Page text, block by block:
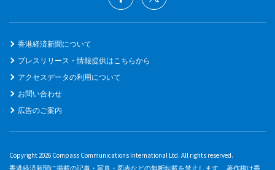
香港経済新聞について
プレスリリース・情報提供はこちらから
アクセスデータの利用について
お問い合わせ
広告のご案内
Copyright 2026 Compass Communications International Ltd. All rights reserved.
香港経済新聞に掲載の記事・写真・図表などの無断転載を禁止します。 著作権は香